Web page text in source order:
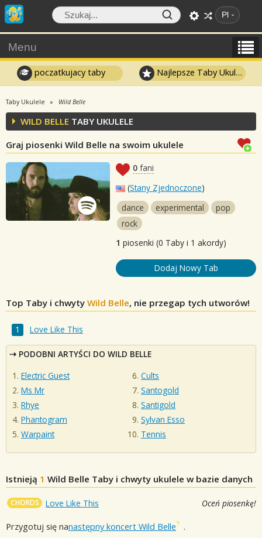
Pl
Menu
poczatkujacy taby Najlepsze Taby Ukulele
Taby Ukulele Wild Belle
WILD BELLE TABY UKULELE
Graj piosenki Wild Belle na swoim ukulele
0 fani
(Stany Zjednoczone)
dance
experimental
pop
rock
1 piosenki (0 Taby i 1 akordy)
Dodaj Nowy Tab
Top Taby i chwyty Wild Belle, nie przegap tych utworów!
Love Like This
PODOBNI ARTYŚCI DO WILD BELLE
Electric Guest
Ms Mr
Rhye
Phantogram
Warpaint
Cults
Santogold
Santigold
Sylvan Esso
Tennis
Istnieją 1 Wild Belle Taby i chwyty ukulele w bazie danych
CHORDS Love Like This Oceń piosenkę!
Przygotuj się nanastępny koncert Wild Belle .